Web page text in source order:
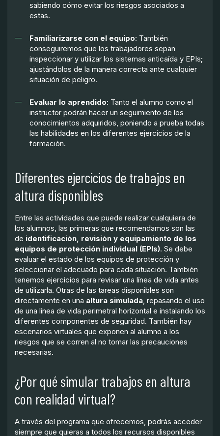
sabiendo cómo evitar los riesgos asociados a
estas.
Familiarizarse con el equipo: También
conseguiremos que los trabajadores sepan
inspeccionar y utilizar los sistemas anticaída y EPIs;
ajustándolos de la manera correcta ante cualquier
situación de peligro.
Evaluar lo aprendido: Tanto el alumno como el
instructor podrán hacer un seguimiento de los
conocimientos adquiridos, poniendo a prueba todas
las habilidades en los diferentes ejercicios de la
formación.
Diferentes ejercicios de trabajos en
altura disponibles
Entre las actividades que puede realizar cualquiera de
los alumnos, las primeras que recomendamos son las
de identificación, revisión y equipamiento de los
equipos de protección individual (EPIs). Se debe
evaluar el estado de los equipos de protección y
seleccionar el adecuado para cada situación. También
tenemos ejercicios para revisar una línea de vida antes
de utilizarla. Otras de las tareas disponibles son
directamente en una altura simulada, repasando el uso
de una línea de vida perimetral horizontal e instalando los
diferentes componentes de seguridad. También hay
escenarios virtuales que exponen al alumno a los
riesgos que se corren al no tomar las precauciones
necesarias.
¿Por qué simular trabajos en altura
con realidad virtual?
A través del programa que ofrecemos, podrás acceder
siempre que quieras a todos los recursos disponibles